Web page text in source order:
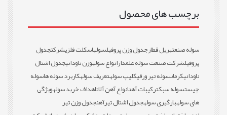
برچسب های محصول
سوله صنعتیریل قطارجدول وزن پروفیلسولهاسکلت فلزیشرکتجدول
پروفیلشرکت صنعت سوله علمدارانواع سولهوزن ناودانیجدول اشتال
ناودانیکرمانسوله تیر ورقیکلیپ سولهتعریف سولهکاربرد سوله هاسوله
چیستسوله سبکترکیبات آهنانواع آهن آلاتاهداف خرید سولهویژگی
های سولهبارگیری سولهجدول اشتال تیرآهنجدول وزن تیر